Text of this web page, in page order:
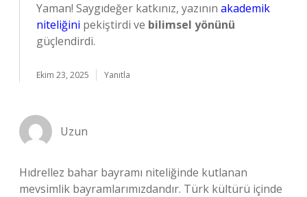
Yaman! Saygıdeğer katkınız, yazının akademik
niteliğini pekiştirdi ve bilimsel yönünü
güçlendirdi.
Ekim 23, 2025 Yanıtla
Uzun
Hıdrellez bahar bayramı niteliğinde kutlanan
mevsimlik bayramlarımızdandır. Türk kültürü içinde